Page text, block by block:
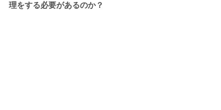
理をする必要があるのか？